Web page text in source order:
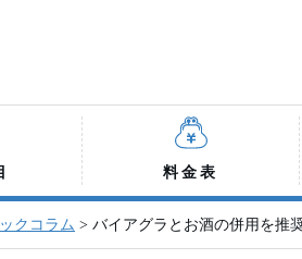
料金表
クコラム > バイアグラとお酒の併用を推